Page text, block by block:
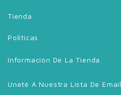
Tienda
Políticas
Información De La Tienda
Uneté A Nuestra Lista De Email